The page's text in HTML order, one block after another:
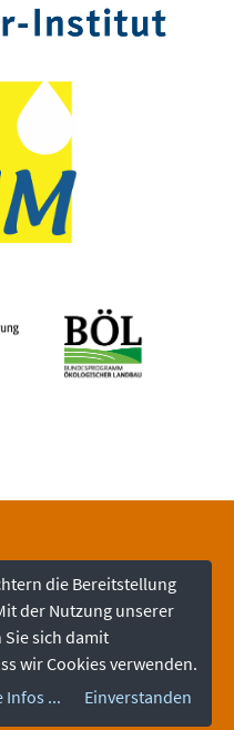
die Bereitstellung
der Nutzung unserer
sich damit
wir Cookies verwenden.
Infos ...
Einverstanden
Kontakt